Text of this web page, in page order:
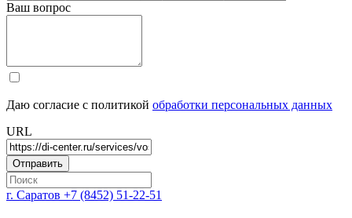
Ваш вопрос
Даю согласие с политикой обработки персональных данных
URL
г. Саратов +7 (8452) 51-22-51